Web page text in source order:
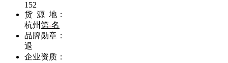
152
货 源 地：
杭州第-名
品牌勋章：
退
企业资质：